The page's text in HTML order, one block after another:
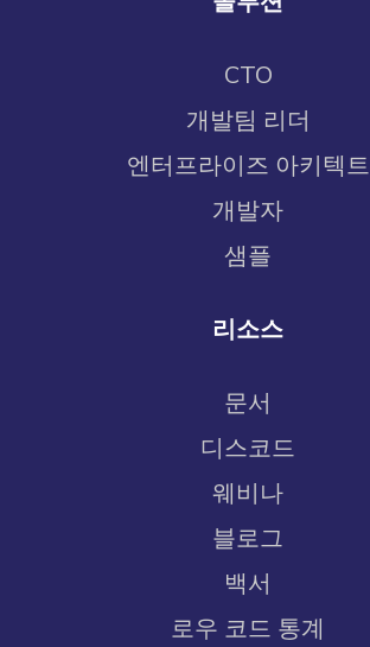
CTO
개발팀 리더
엔터프라이즈 아키텍트
개발자
샘플
리소스
문서
디스코드
웨비나
블로그
백서
로우 코드 통계